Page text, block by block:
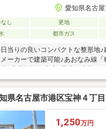
愛知県名古屋
し 更地
都市ガス
当りの良いコンパクトな整形地
ーカーで建築可能♪あおなみ線「
地♪商業施設も充実♪是非、素敵な
県名古屋市港区宝神４丁
1,250万円